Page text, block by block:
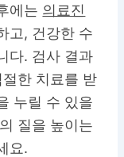
에는 의료진
고, 건강한 수
다. 검사 결과
한 치료를 받
누릴 수 있을
질을 높이는
요.